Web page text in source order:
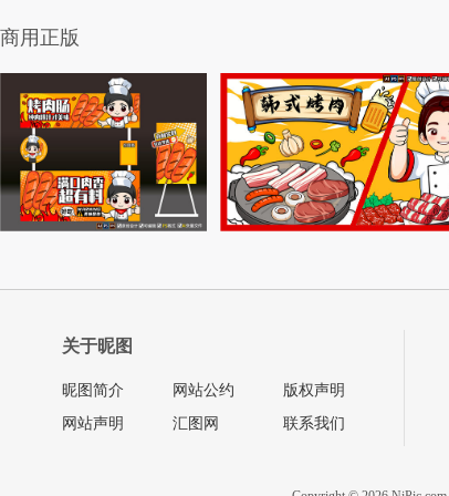
商用正版
关于昵图
昵图简介
网站声明
网站公约
汇图网
版权声明
联系我们